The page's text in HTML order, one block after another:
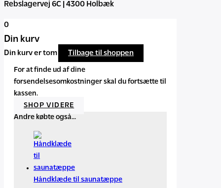
Rebslagervej 6C | 4300 Holbæk
0
Din kurv
Din kurv er tom Tilbage til shoppen
For at finde ud af dine
forsendelsesomkostninger skal du fortsætte til
kassen.
SHOP VIDERE
Andre købte også...
Håndklæde til saunatæppe